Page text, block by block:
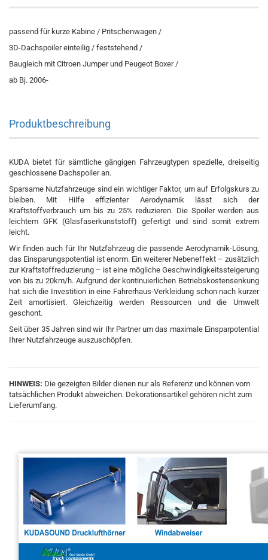
passend für kurze Kabine / Pritschenwagen /
3D-Dachspoiler einteilig / feststehend /
Baugleich mit Citroen Jumper und Peugeot Boxer /
ab Bj. 2006-
Produktbeschreibung
KUDA bietet für sämtliche gängigen Fahrzeugtypen spezielle, dreiseitig
geschlossene Dachspoiler an.
Sparsame Nutzfahrzeuge sind ein wichtiger Faktor, um auf Erfolgskurs zu
bleiben. Mit Hilfe effizienter Aerodynamik lässt sich der
Kraftstoffverbrauch um bis zu 25% reduzieren. Die Spoiler werden aus
leichtem GFK (Glasfaserkunststoff) gefertigt und sind somit extrem
leicht.
Wir finden auch für Ihr Nutzfahrzeug die passende Aerodynamik-Lösung,
das Einsparungspotential ist enorm. Ein weiterer Nebeneffekt – zusätzlich
zur Kraftstoffreduzierung – ist eine mögliche Geschwindigkeitssteigerung
von bis zu 20km/h. Aufgrund der kontinuierlichen Betriebskostensenkung
hat sich die Investition in eine Fahrerhaus-Verkleidung schon nach kurzer
Zeit amortisiert. Gleichzeitig werden Ressourcen und die Umwelt
geschont.
Seit über 35 Jahren sind wir Ihr Partner um das maximale Einsparpotential
Ihrer Nutzfahrzeuge auszuschöpfen.
HINWEIS: Die gezeigten Bilder dienen nur als Referenz und können vom
tatsächlichen Produkt abweichen. Dekorationsartikel gehören nicht zum
Lieferumfang.